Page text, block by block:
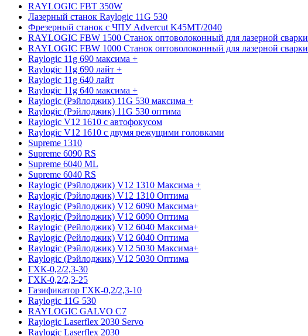
RAYLOGIC FBT 350W
Лазерный станок Raylogic 11G 530
Фрезерный станок с ЧПУ Advercut K45MT/2040
RAYLOGIC FBW 1500 Станок оптоволоконный для лазерной сварки
RAYLOGIC FBW 1000 Станок оптоволоконный для лазерной сварки
Raylogic 11g 690 максима +
Raylogic 11g 690 лайт +
Raylogic 11g 640 лайт
Raylogic 11g 640 максима +
Raylogic (Рэйлоджик) 11G 530 максима +
Raylogic (Рэйлоджик) 11G 530 оптима
Raylogic V12 1610 с автофокусом
Raylogic V12 1610 с двумя режущими головками
Supreme 1310
Supreme 6090 RS
Supreme 6040 ML
Supreme 6040 RS
Raylogic (Рэйлоджик) V12 1310 Максима +
Raylogic (Рэйлоджик) V12 1310 Оптима
Raylogic (Рэйлоджик) V12 6090 Максима+
Raylogic (Рэйлоджик) V12 6090 Оптима
Raylogic (Рейлоджик) V12 6040 Максима+
Raylogic (Рейлоджик) V12 6040 Оптима
Raylogic (Рэйлоджик) V12 5030 Максима+
Raylogic (Рэйлоджик) V12 5030 Оптима
ГХК-0,2/2,3-30
ГХК-0,2/2,3-25
Газификатор ГХК-0,2/2,3-10
Raylogic 11G 530
RAYLOGIC GALVO С7
Raylogic Laserflex 2030 Servo
Raylogic Laserflex 2030